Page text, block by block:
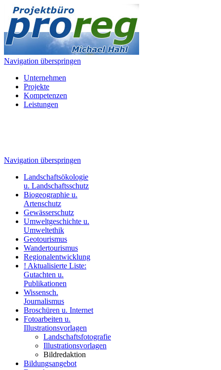
Navigation überspringen
Unternehmen
Projekte
Kompetenzen
Leistungen
Navigation überspringen
Landschaftsökologie
u. Landschaftsschutz
Biogeographie u.
Artenschutz
Gewässerschutz
Umweltgeschichte u.
Umweltethik
Geotourismus
Wandertourismus
Regionalentwicklung
! Aktualisierte Liste:
Gutachten u.
Publikationen
Wissensch.
Journalismus
Broschüren u. Internet
Fotoarbeiten u.
Illustrationsvorlagen
Landschaftsfotografie
Illustrationsvorlagen
Bildredaktion
Bildungsangebot